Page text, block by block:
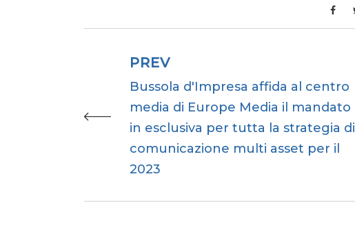
PREV
Bussola d'Impresa affida al centro
media di Europe Media il mandato
in esclusiva per tutta la strategia di
comunicazione multi asset per il
2023